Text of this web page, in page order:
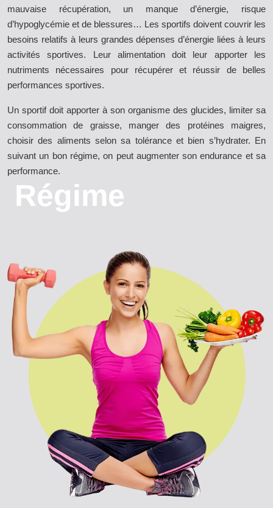
mauvaise récupération, un manque d’énergie, risque
d’hypoglycémie et de blessures… Les sportifs doivent couvrir les
besoins relatifs à leurs grandes dépenses d’énergie liées à leurs
activités sportives. Leur alimentation doit leur apporter les
nutriments nécessaires pour récupérer et réussir de belles
performances sportives.
Un sportif doit apporter à son organisme des glucides, limiter sa
consommation de graisse, manger des protéines maigres,
choisir des aliments selon sa tolérance et bien s’hydrater. En
suivant un bon régime, on peut augmenter son endurance et sa
performance.
Régime